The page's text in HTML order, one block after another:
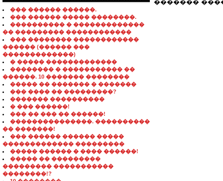
��� ������ ������.
��� ������ ����� ��������.
���������� � �������������
�� ��������� ������������
��� �������� ������������
������ (������ ���
�������������)
� ����� �������������
�������� � ����������� ��
������. 10 ������� ��������
����� �� ������� � �������
��� ���� �� ���������?
������� ����������
� ��� ������!
��� �� ��� �� ������!
���������������. ����������
�� �������!
��� ������ ������ �����
������������� ���������
����� ������ � ���� ������!
����� �� ���������
��������� �����������
��������!?
�������